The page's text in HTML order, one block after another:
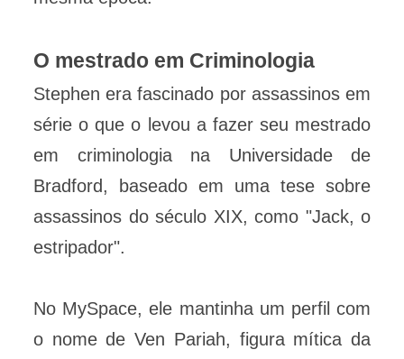
O mestrado em Criminologia
Stephen era fascinado por assassinos em
série o que o levou a fazer seu mestrado
em criminologia na Universidade de
Bradford, baseado em uma tese sobre
assassinos do século XIX, como "Jack, o
estripador".
No MySpace, ele mantinha um perfil com
o nome de Ven Pariah, figura mítica da